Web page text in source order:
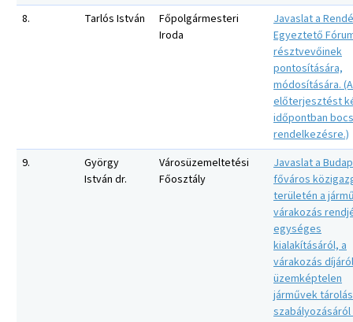
8.
Tarlós István
Főpolgármesteri
Iroda
Javaslat a
Egyeztető
résztvevőinek
pontosítására,
módosítására.
előterjesztést
időpontban
rendelkezésre.)
9.
György
István dr.
Városüzemeltetési
Főosztály
Javaslat a
főváros
területén a
várakozás
egységes
kialakításáról, a
várakozás
üzemképtelen
járművek